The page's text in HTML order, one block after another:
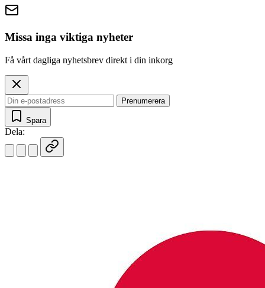
Missa inga viktiga nyheter
Få vårt dagliga nyhetsbrev direkt i din inkorg
Prenumerera
Spara
Dela: